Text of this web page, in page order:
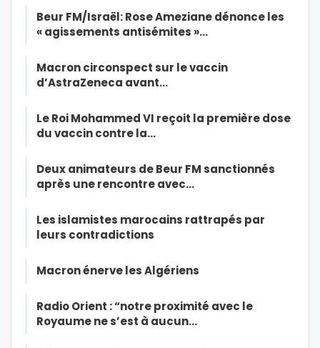
Beur FM/Israël: Rose Ameziane dénonce les
« agissements antisémites »…
Macron circonspect sur le vaccin
d’AstraZeneca avant…
Le Roi Mohammed VI reçoit la première dose
du vaccin contre la…
Deux animateurs de Beur FM sanctionnés
après une rencontre avec…
Les islamistes marocains rattrapés par
leurs contradictions
Macron énerve les Algériens
Radio Orient : “notre proximité avec le
Royaume ne s’est à aucun…